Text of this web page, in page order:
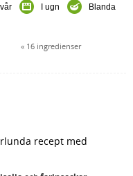
I ugn
Blanda
16 ingredienser
recept med